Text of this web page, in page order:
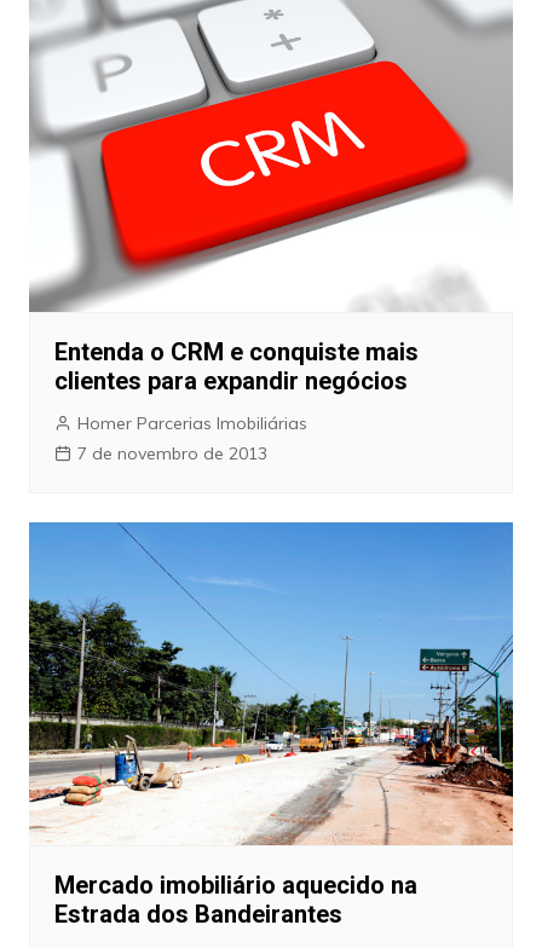
Entenda o CRM e conquiste mais
clientes para expandir negócios
Homer Parcerias Imobiliárias
7 de novembro de 2013
Mercado imobiliário aquecido na
Estrada dos Bandeirantes